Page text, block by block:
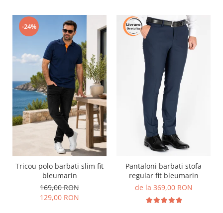
-24%
Tricou polo barbati slim fit
bleumarin
169,00 RON
129,00 RON
Pantaloni barbati stofa
regular fit bleumarin
de la 369,00 RON